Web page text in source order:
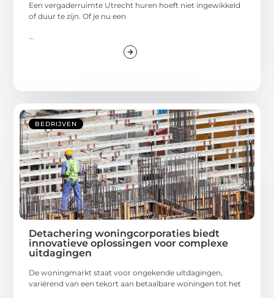
Een vergaderruimte Utrecht huren hoeft niet ingewikkeld
of duur te zijn. Of je nu een
BEDRIJVEN
Detachering woningcorporaties biedt
innovatieve oplossingen voor complexe
uitdagingen
De woningmarkt staat voor ongekende uitdagingen,
variërend van een tekort aan betaalbare woningen tot het